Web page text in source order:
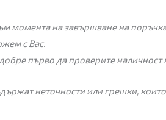
момента на завършване на
с Вас.
първо да проверите наличност
неточности или грешки,